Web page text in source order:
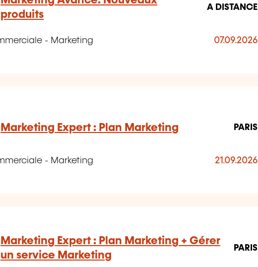
produits
A DISTANCE
- Marketing 07.09.2026
Marketing Expert : Plan Marketing PARIS
- Marketing 21.09.2026
Marketing Expert : Plan Marketing + Gérer
un service Marketing
PARIS